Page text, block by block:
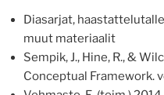
Diasarjat,
muut materiaalit
Sempik, J., Hine, R., &
Conceptual Framework.